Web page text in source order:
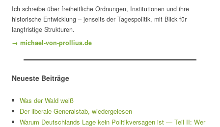
Ich schreibe über freiheitliche Ordnungen, Institutionen und ihre
historische Entwicklung – jenseits der Tagespolitik, mit Blick für
langfristige Strukturen.
→ michael-von-prollius.de
Neueste Beiträge
Was der Wald weiß
Der liberale Generalstab, wiedergelesen
Warum Deutschlands Lage kein Politikversagen ist — Teil II: Wer